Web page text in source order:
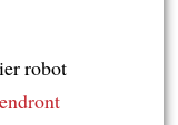
robot